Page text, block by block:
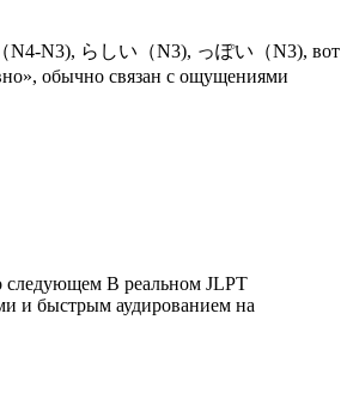
N4-N3), らしい（N3), っぽい（N3), вот
обычно связан с ощущениями
следующем В реальном JLPT
и быстрым аудированием на